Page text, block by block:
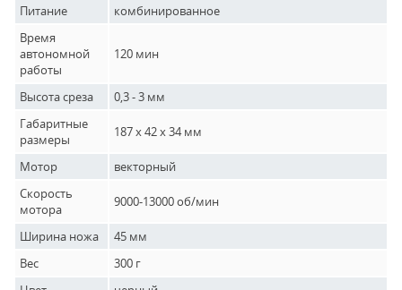
Питание
комбинированное
Время
автономной
работы
120 мин
Высота среза
0,3 - 3 мм
Габаритные
размеры
187 х 42 х 34 мм
Мотор
векторный
Скорость
мотора
9000-13000 об/мин
Ширина ножа
45 мм
Вес
300 г